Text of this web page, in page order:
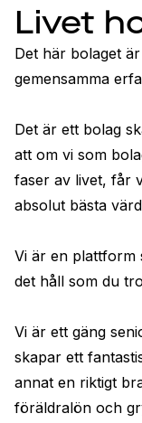
Livet
Det här bolaget
gemensamma
Det är ett bolag
att om vi som
faser av livet, får
absolut bästa
Vi är en plattform
det håll som du
Vi är ett gäng
skapar ett
annat en riktigt
föräldralön och